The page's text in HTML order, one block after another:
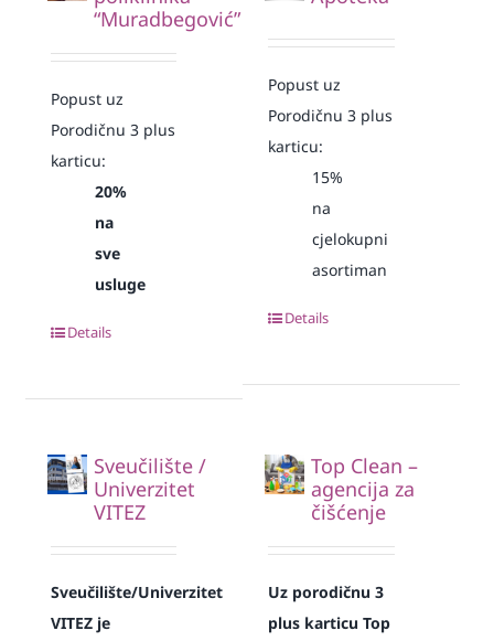
“Muradbegović”
Popust uz
Porodičnu 3 plus
karticu:
20%
na
sve
usluge
Details
Popust uz
Porodičnu 3 plus
karticu:
15%
na
cjelokupni
asortiman
Details
Sveučilište /
Univerzitet
VITEZ
Sveučilište/Univerzitet
VITEZ je
Top Clean –
agencija za
čišćenje
Uz porodičnu 3
plus karticu Top